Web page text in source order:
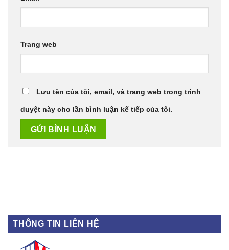
Trang web
Lưu tên của tôi, email, và trang web trong trình
duyệt này cho lần bình luận kế tiếp của tôi.
THÔNG TIN LIÊN HỆ